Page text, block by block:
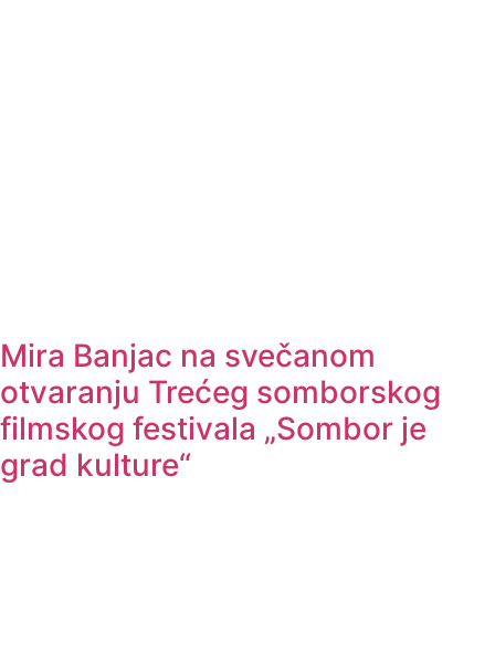
Mira Banjac na svečanom
otvaranju Trećeg somborskog
filmskog festivala „Sombor je
grad kulture“